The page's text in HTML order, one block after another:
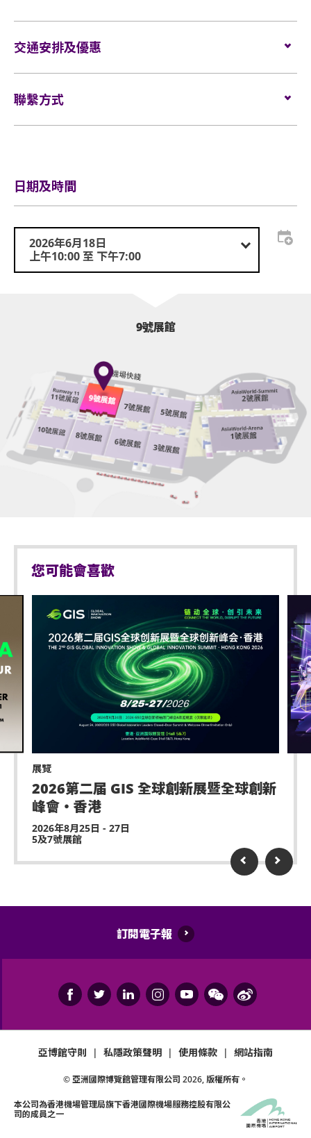
交通安排及優惠
聯繫方式
日期及時間
2026年6月18日
上午10:00 至 下午7:00
9號展館
您可能會喜歡
展覽
2026第二届 GIS 全球創新展暨全球創新
峰會・香港
2026年8月25日 - 27日
5及7號展館
訂閱電子報
亞博館守則 | 私隱政策聲明 | 使用條款 | 網站指南
© 亞洲國際博覽館管理有限公司 2026, 版權所有。
本公司為香港機場管理局旗下香港國際機場服務控股有限公
司的成員之一